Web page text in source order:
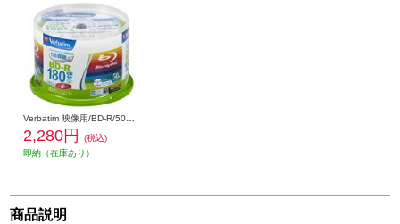
Verbatim 映像用/BD-R/50枚パック/25GB/6倍速対応/インクジェット対応ワイド VBR130RP50V1
2,280円
(税込)
即納（在庫あり）
商品説明